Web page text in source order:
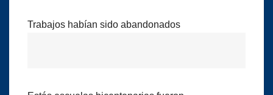
Trabajos habían sido abandonados